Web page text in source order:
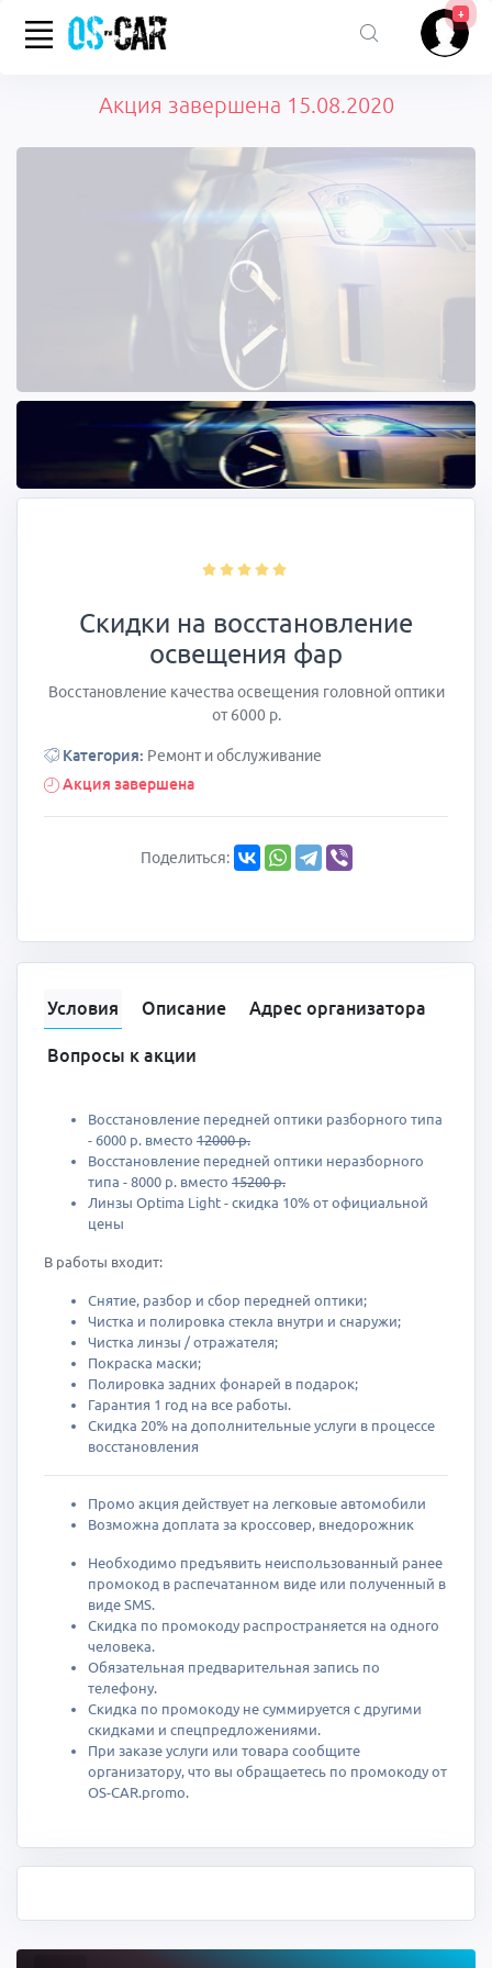
+
Акция завершена 15.08.2020
Скидки на восстановление
освещения фар
Восстановление качества освещения головной оптики
от 6000 р.
Категория: Ремонт и обслуживание
Акция завершена
Поделиться:
Условия Описание Адрес организатора
Вопросы к акции
Восстановление передней оптики разборного типа
- 6000 р. вместо 12000 р.
Восстановление передней оптики неразборного
типа - 8000 р. вместо 15200 р.
Линзы Optima Light - скидка 10% от официальной
цены
В работы входит:
Снятие, разбор и сбор передней оптики;
Чистка и полировка стекла внутри и снаружи;
Чистка линзы / отражателя;
Покраска маски;
Полировка задних фонарей в подарок;
Гарантия 1 год на все работы.
Скидка 20% на дополнительные услуги в процессе
восстановления
Промо акция действует на легковые автомобили
Возможна доплата за кроссовер, внедорожник
Необходимо предъявить неиспользованный ранее
промокод в распечатанном виде или полученный в
виде SMS.
Скидка по промокоду распространяется на одного
человека.
Обязательная предварительная запись по
телефону.
Скидка по промокоду не суммируется с другими
скидками и спецпредложениями.
При заказе услуги или товара сообщите
организатору, что вы обращаетесь по промокоду от
OS-CAR.promo.